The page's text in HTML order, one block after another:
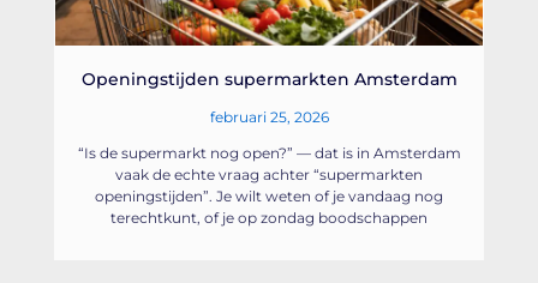
Openingstijden supermarkten Amsterdam
februari 25, 2026
“Is de supermarkt nog open?” — dat is in Amsterdam
vaak de echte vraag achter “supermarkten
openingstijden”. Je wilt weten of je vandaag nog
terechtkunt, of je op zondag boodschappen